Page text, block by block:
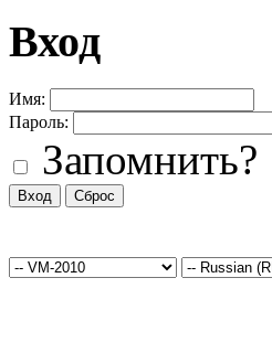
Вход
Имя:
Пароль:
Запомнить?